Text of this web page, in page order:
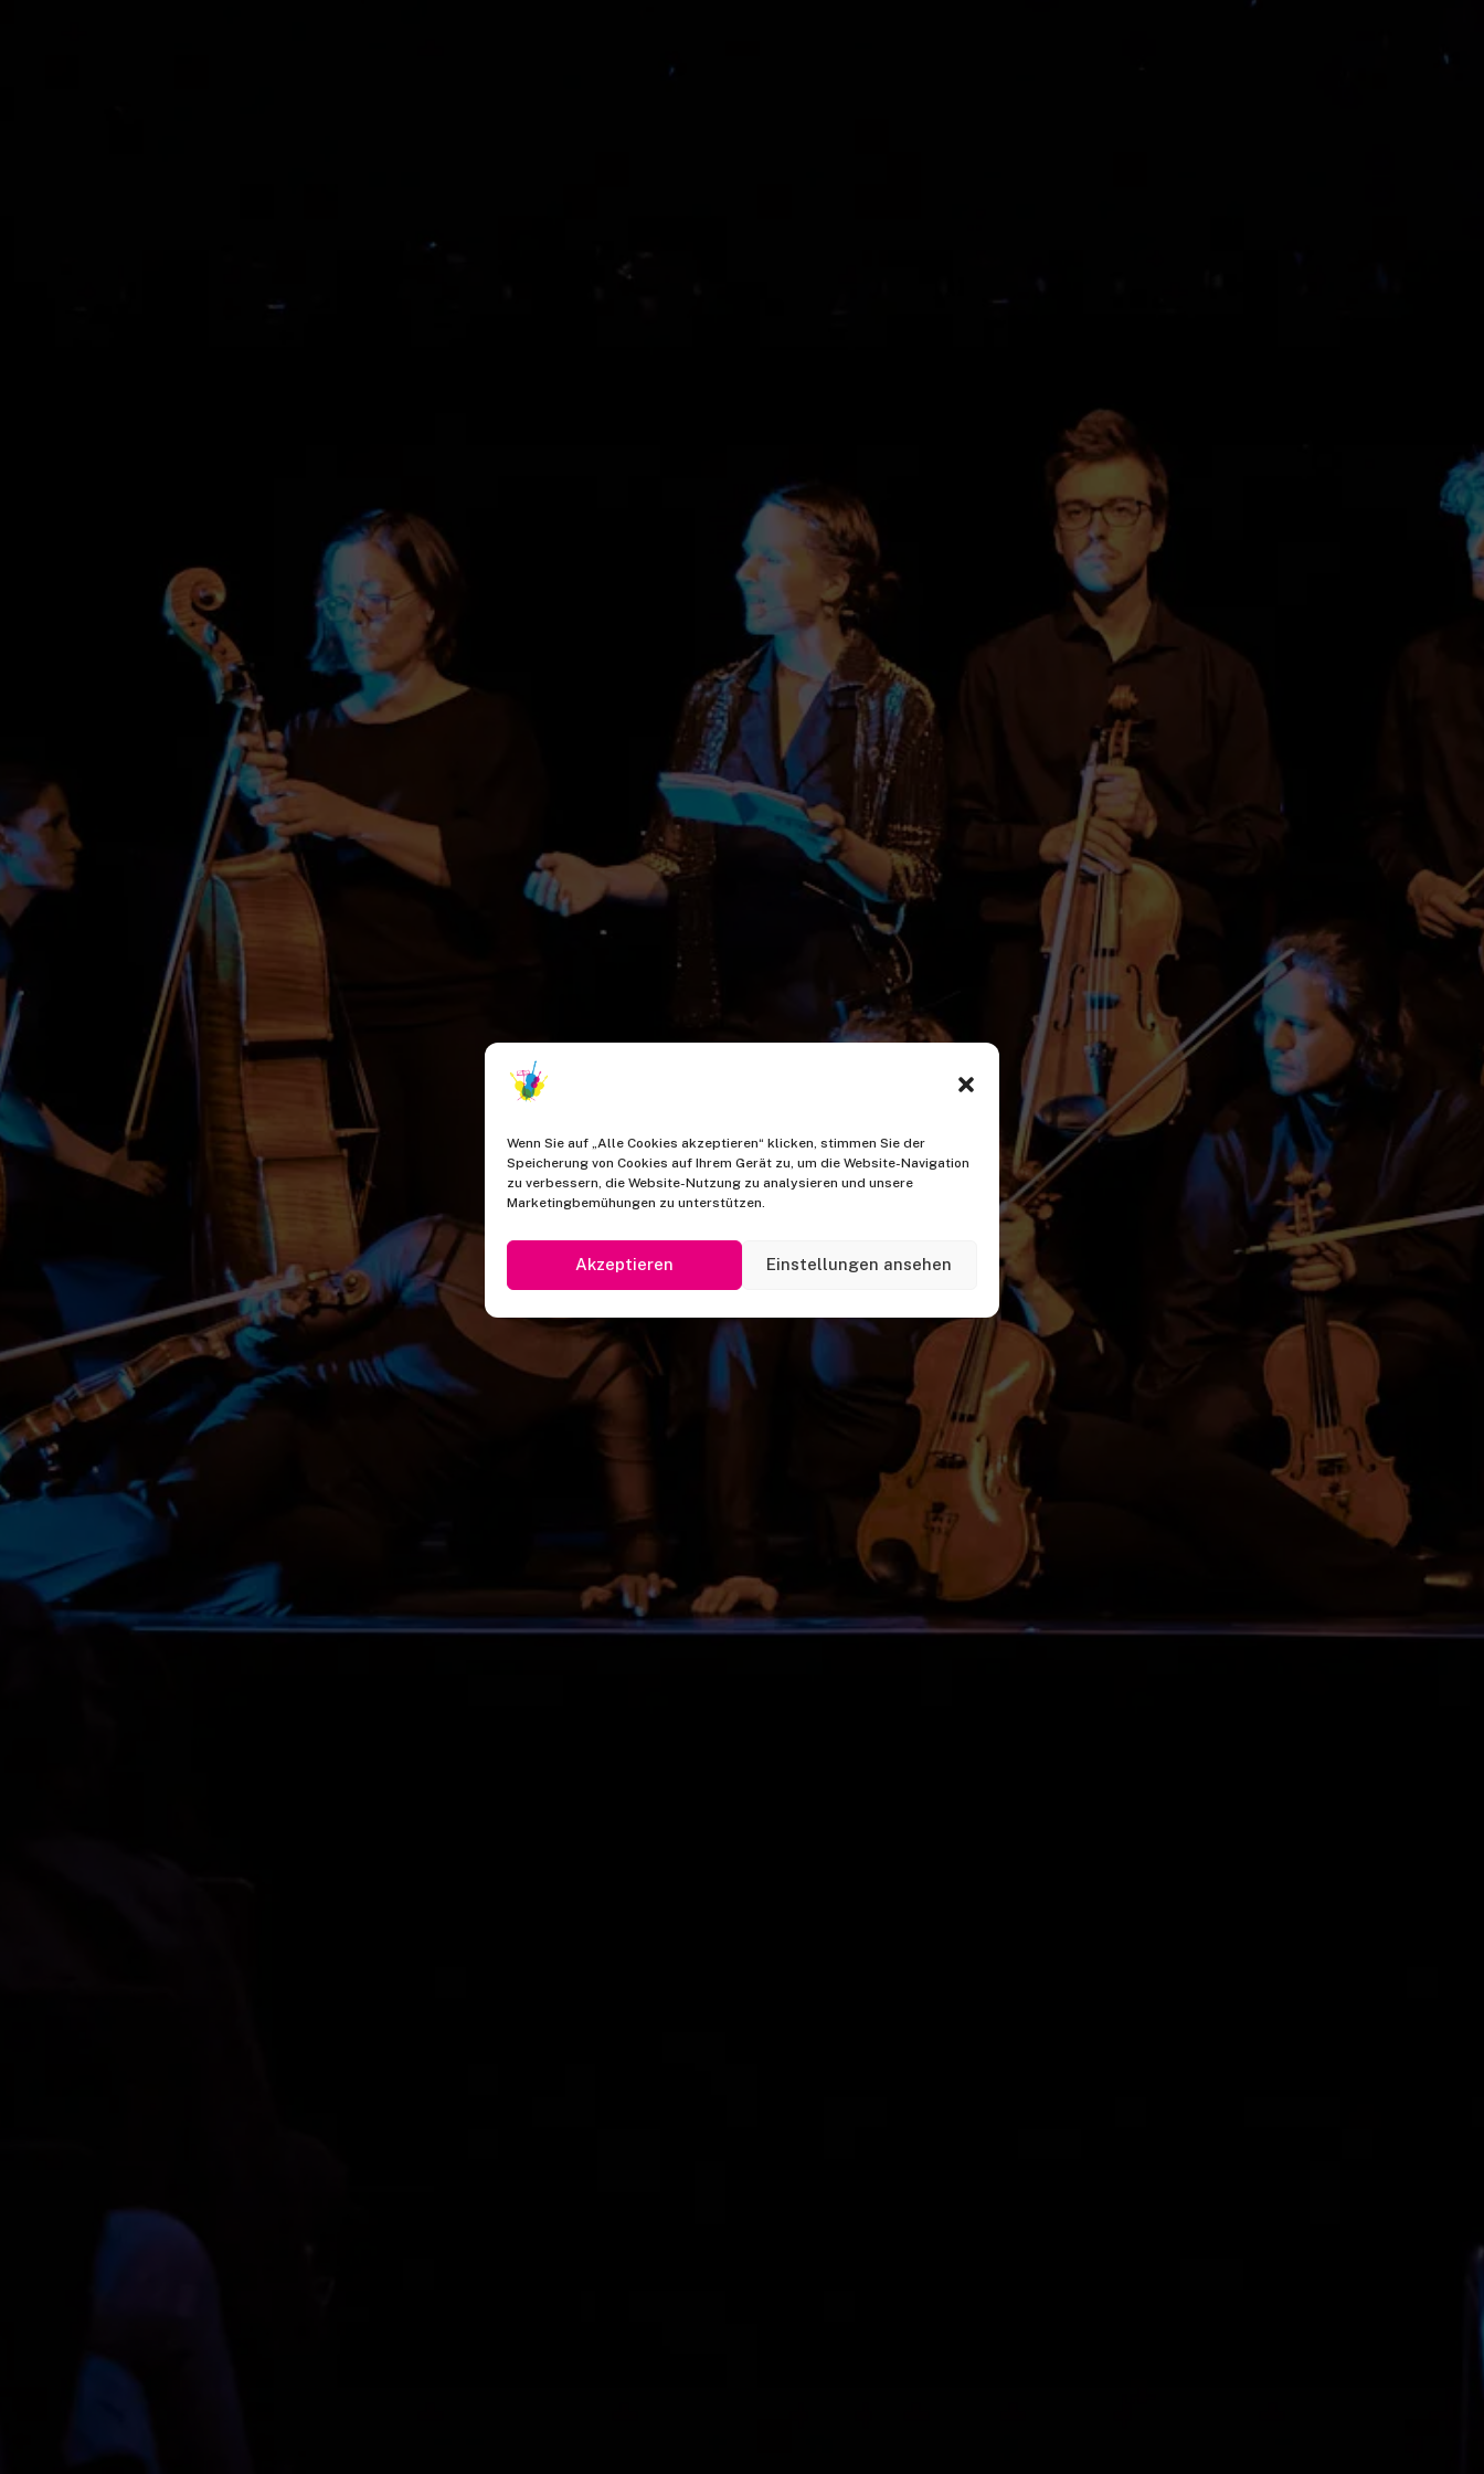
Wenn Sie auf „Alle Cookies akzeptieren“ klicken, stimmen Sie der
Speicherung von Cookies auf Ihrem Gerät zu, um die Website-Navigation
zu verbessern, die Website-Nutzung zu analysieren und unsere
Marketingbemühungen zu unterstützen.
Akzeptieren Einstellungen ansehen